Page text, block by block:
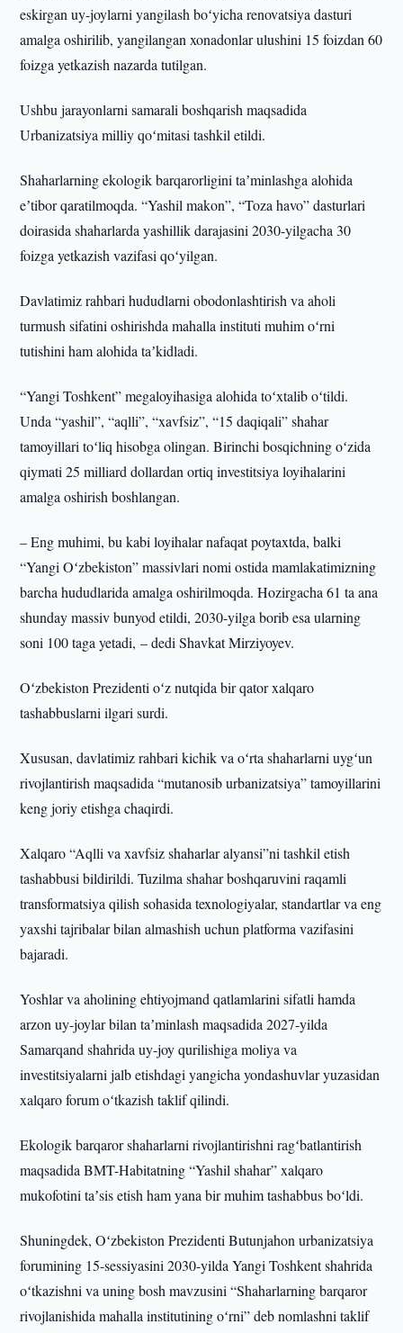
eskirgan uy-joylarni yangilash boʻyicha renovatsiya dasturi
amalga oshirilib, yangilangan xonadonlar ulushini 15 foizdan 60
foizga yetkazish nazarda tutilgan.
Ushbu jarayonlarni samarali boshqarish maqsadida
Urbanizatsiya milliy qoʻmitasi tashkil etildi.
Shaharlarning ekologik barqarorligini taʼminlashga alohida
eʼtibor qaratilmoqda. “Yashil makon”, “Toza havo” dasturlari
doirasida shaharlarda yashillik darajasini 2030-yilgacha 30
foizga yetkazish vazifasi qoʻyilgan.
Davlatimiz rahbari hududlarni obodonlashtirish va aholi
turmush sifatini oshirishda mahalla instituti muhim oʻrni
tutishini ham alohida taʼkidladi.
“Yangi Toshkent” megaloyihasiga alohida toʻxtalib oʻtildi.
Unda “yashil”, “aqlli”, “xavfsiz”, “15 daqiqali” shahar
tamoyillari toʻliq hisobga olingan. Birinchi bosqichning oʻzida
qiymati 25 milliard dollardan ortiq investitsiya loyihalarini
amalga oshirish boshlangan.
– Eng muhimi, bu kabi loyihalar nafaqat poytaxtda, balki
“Yangi Oʻzbekiston” massivlari nomi ostida mamlakatimizning
barcha hududlarida amalga oshirilmoqda. Hozirgacha 61 ta ana
shunday massiv bunyod etildi, 2030-yilga borib esa ularning
soni 100 taga yetadi, – dedi Shavkat Mirziyoyev.
Oʻzbekiston Prezidenti oʻz nutqida bir qator xalqaro
tashabbuslarni ilgari surdi.
Xususan, davlatimiz rahbari kichik va oʻrta shaharlarni uygʻun
rivojlantirish maqsadida “mutanosib urbanizatsiya” tamoyillarini
keng joriy etishga chaqirdi.
Xalqaro “Aqlli va xavfsiz shaharlar alyansi”ni tashkil etish
tashabbusi bildirildi. Tuzilma shahar boshqaruvini raqamli
transformatsiya qilish sohasida texnologiyalar, standartlar va eng
yaxshi tajribalar bilan almashish uchun platforma vazifasini
bajaradi.
Yoshlar va aholining ehtiyojmand qatlamlarini sifatli hamda
arzon uy-joylar bilan taʼminlash maqsadida 2027-yilda
Samarqand shahrida uy-joy qurilishiga moliya va
investitsiyalarni jalb etishdagi yangicha yondashuvlar yuzasidan
xalqaro forum oʻtkazish taklif qilindi.
Ekologik barqaror shaharlarni rivojlantirishni ragʻbatlantirish
maqsadida BMT-Habitatning “Yashil shahar” xalqaro
mukofotini taʼsis etish ham yana bir muhim tashabbus boʻldi.
Shuningdek, Oʻzbekiston Prezidenti Butunjahon urbanizatsiya
forumining 15-sessiyasini 2030-yilda Yangi Toshkent shahrida
oʻtkazishni va uning bosh mavzusini “Shaharlarning barqaror
rivojlanishida mahalla institutining oʻrni” deb nomlashni taklif